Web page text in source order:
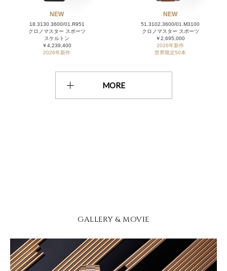
NEW
18.3130.3600/01.R951
クロノマスター スポーツ
スケルトン
￥4,239,400
2026年新作
NEW
51.3102.3600/01.M3100
クロノマスター スポーツ
￥2,695,000
2026年新作
世界限定50本
MORE
GALLERY & MOVIE